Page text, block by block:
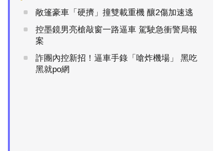
敞篷豪車「硬擠」撞雙載重機 釀2傷加速逃
控墨鏡男亮槍敲窗一路逼車 駕駛急衝警局報
案
詐團內控新招！逼車手錄「嗆炸機場」 黑吃
黑就po網